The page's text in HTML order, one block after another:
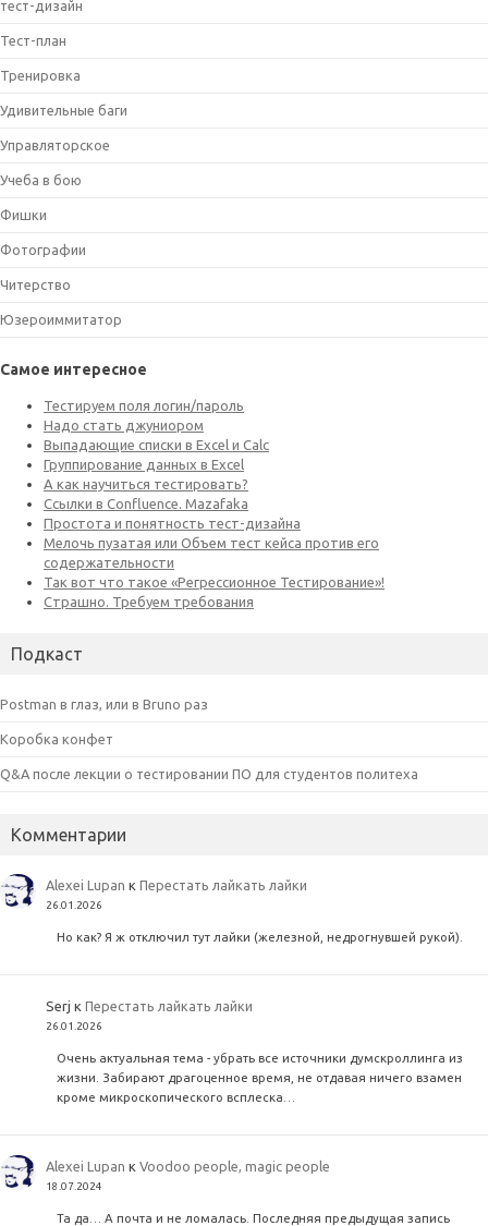
тест-дизайн
Тест-план
Тренировка
Удивительные баги
Управляторское
Учеба в бою
Фишки
Фотографии
Читерство
Юзероиммитатор
Самое интересное
Подкаст
Postman в глаз, или в Bruno раз
Коробка конфет
Q&A после лекции о тестировании ПО для студентов политеха
Комментарии
Alexei Lupan кПерестать лайкать лайки
26.01.2026
Но как? Я ж отключил тут лайки (железной, недрогнувшей рукой).
Serj кПерестать лайкать лайки
26.01.2026
Очень актуальная тема - убрать все источники думскроллинга из
жизни. Забирают драгоценное время, не отдавая ничего взамен
кроме микроскопического всплеска…
Alexei Lupan кVoodoo people, magic people
18.07.2024
Та да… А почта и не ломалась. Последняя предыдущая запись